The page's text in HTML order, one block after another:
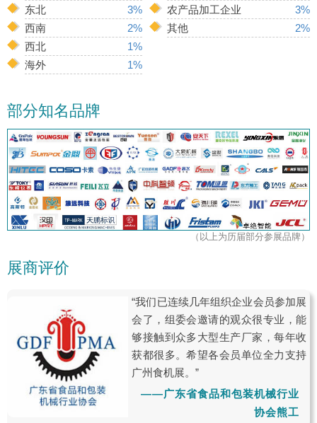
东北
3%
西南
2%
西北
1%
海外
1%
农产品加工企业
3%
其他
2%
部分知名品牌
（以上为历届部分参展品牌）
展商评价
“我们已连续几年组织企业会员参加展
会了，组委会邀请的观众很专业，能
够接触到众多大型生产厂家，每年收
获都很多。希望各会员单位全力支持
广州食机展。”
——广东省食品和包装机械行业
协会熊工